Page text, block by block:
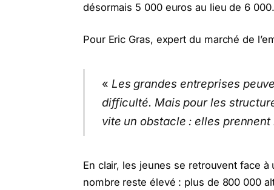
désormais 5 000 euros au lieu de 6 000.
Pour Eric Gras, expert du marché de
« Les grandes entreprises
difficulté. Mais pour les
vite un obstacle : elles
En clair, les jeunes se retrouvent face
nombre reste élevé : plus de 800 000